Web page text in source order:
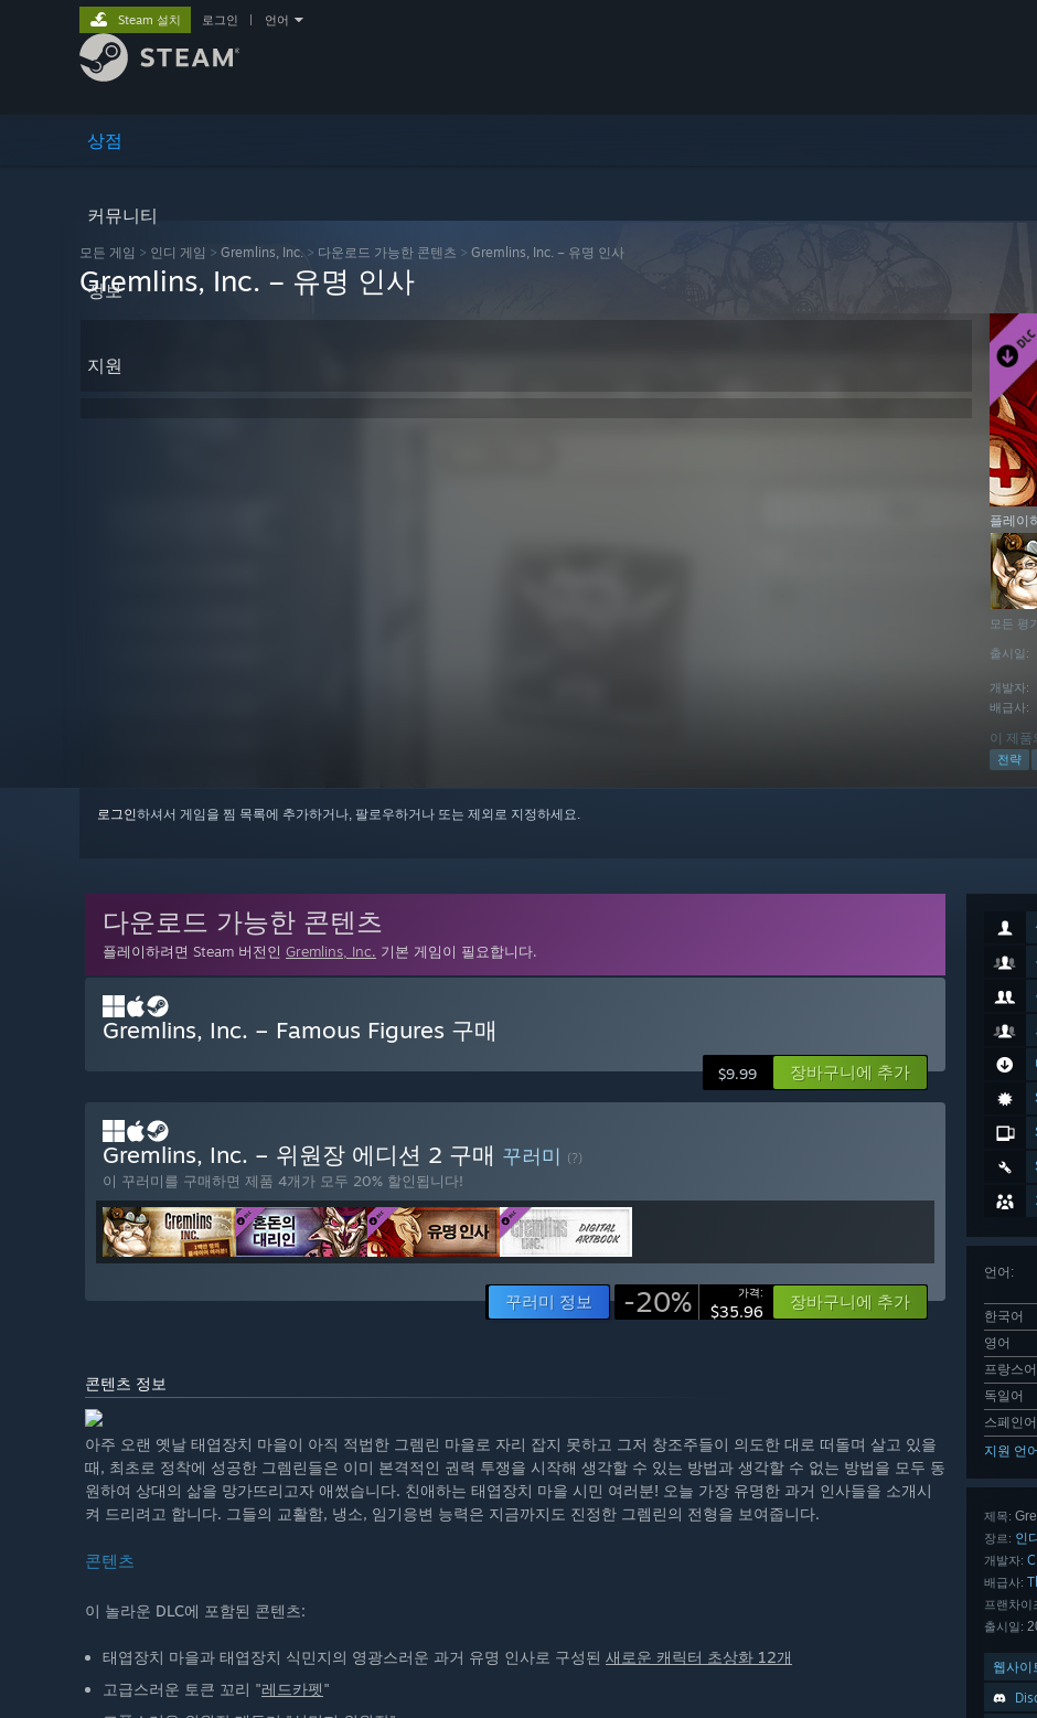
상점
커뮤니티
정보
지원
Steam 설치 로그인 언어
모든 게임 > 인디 게임 > Gremlins, Inc. > 다운로드 가능한 콘텐츠 > Gremlins, Inc. – 유명 인사
Gremlins, Inc. – 유명 인사
플레이
모든 평
출시일:
개발자:
배급사:
이 제품
전략
로그인하셔서 게임을 찜 목록에 추가하거나, 팔로우하거나 또는 제외로 지정하세요.
언어 :
한국어
영어
프랑스어
독일어
스페인
지원 언
제목:
장르: 인
개발자:
배급사:
프랜차이
출시일:
웹사이
다운로드 가능한 콘텐츠
플레이하려면 Steam 버전인 Gremlins, Inc. 기본 게임이 필요합니다.
Gremlins, Inc. – Famous Figures 구매
$9.99 장바구니에 추가
Gremlins, Inc. – 위원장 에디션 2 구매 꾸러미 (?)
이 꾸러미를 구매하면 제품 4개가 모두 20% 할인됩니다!
꾸러미 정보 -20% 가격:
$35.96 장바구니에 추가
콘텐츠 정보
아주 오랜 옛날 태엽장치 마을이 아직 적법한 그렘린 마을로 자리 잡지 못하고 그저 창조주들이 의도한 대로 떠돌며 살고 있을
때, 최초로 정착에 성공한 그렘린들은 이미 본격적인 권력 투쟁을 시작해 생각할 수 있는 방법과 생각할 수 없는 방법을 모두 동
원하여 상대의 삶을 망가뜨리고자 애썼습니다. 친애하는 태엽장치 마을 시민 여러분! 오늘 가장 유명한 과거 인사들을 소개시
켜 드리려고 합니다. 그들의 교활함, 냉소, 임기응변 능력은 지금까지도 진정한 그렘린의 전형을 보여줍니다.
콘텐츠
이 놀라운 DLC에 포함된 콘텐츠:
태엽장치 마을과 태엽장치 식민지의 영광스러운 과거 유명 인사로 구성된 새로운 캐릭터 초상화 12개
고급스러운 토큰 꼬리 "레드카펫"